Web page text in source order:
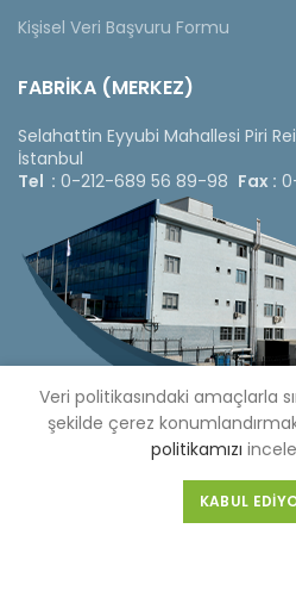
Kişisel Veri Başvuru Formu
FABRİKA (MERKEZ)
Selahattin Eyyubi Mahallesi Piri
İstanbul
Tel : 0-212-689 56 89-98 Fax :
Veri politikasındaki amaçlarla
şekilde çerez
politikamızı
KABUL